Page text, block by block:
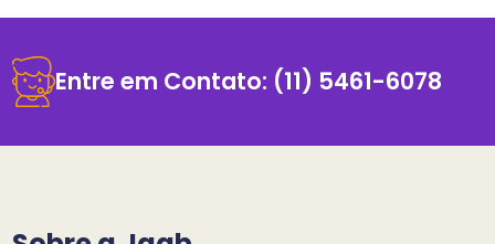
Entre em Contato: (11) 5461-6078